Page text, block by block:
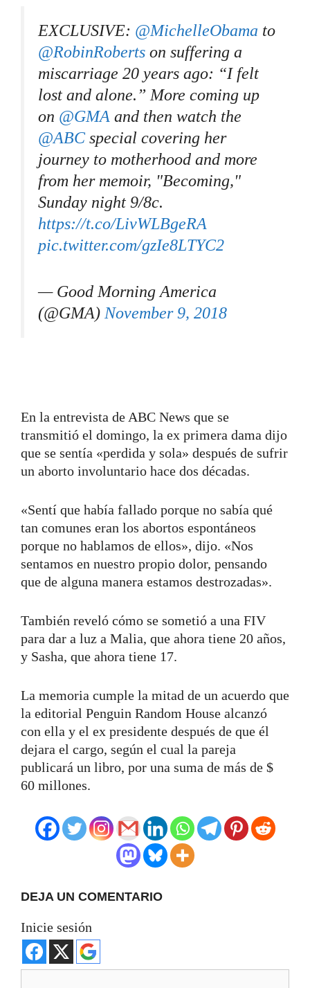
EXCLUSIVE: @MichelleObama to
@RobinRoberts on suffering a
miscarriage 20 years ago: “I felt
lost and alone.” More coming up
on @GMA and then watch the
@ABC special covering her
journey to motherhood and more
from her memoir, "Becoming,"
Sunday night 9/8c.
https://t.co/LivWLBgeRA
pic.twitter.com/gzIe8LTYC2
— Good Morning America
(@GMA) November 9, 2018
En la entrevista de ABC News que se
transmitió el domingo, la ex primera dama dijo
que se sentía «perdida y sola» después de sufrir
un aborto involuntario hace dos décadas.
«Sentí que había fallado porque no sabía qué
tan comunes eran los abortos espontáneos
porque no hablamos de ellos», dijo. «Nos
sentamos en nuestro propio dolor, pensando
que de alguna manera estamos destrozadas».
También reveló cómo se sometió a una FIV
para dar a luz a Malia, que ahora tiene 20 años,
y Sasha, que ahora tiene 17.
La memoria cumple la mitad de un acuerdo que
la editorial Penguin Random House alcanzó
con ella y el ex presidente después de que él
dejara el cargo, según el cual la pareja
publicará un libro, por una suma de más de $
60 millones.
DEJA UN COMENTARIO
Inicie sesión